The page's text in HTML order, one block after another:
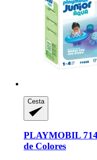
Cesta
PLAYMOBIL
de Colores